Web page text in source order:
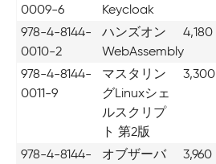
0009-6
Keycloak
978-4-8144-
0010-2
ハンズオン
WebAssembly
4,180
978-4-8144-
0011-9
マスタリン
グLinuxシェ
ルスクリプ
ト 第2版
3,300
978-4-8144-
オブザーバ
3,960